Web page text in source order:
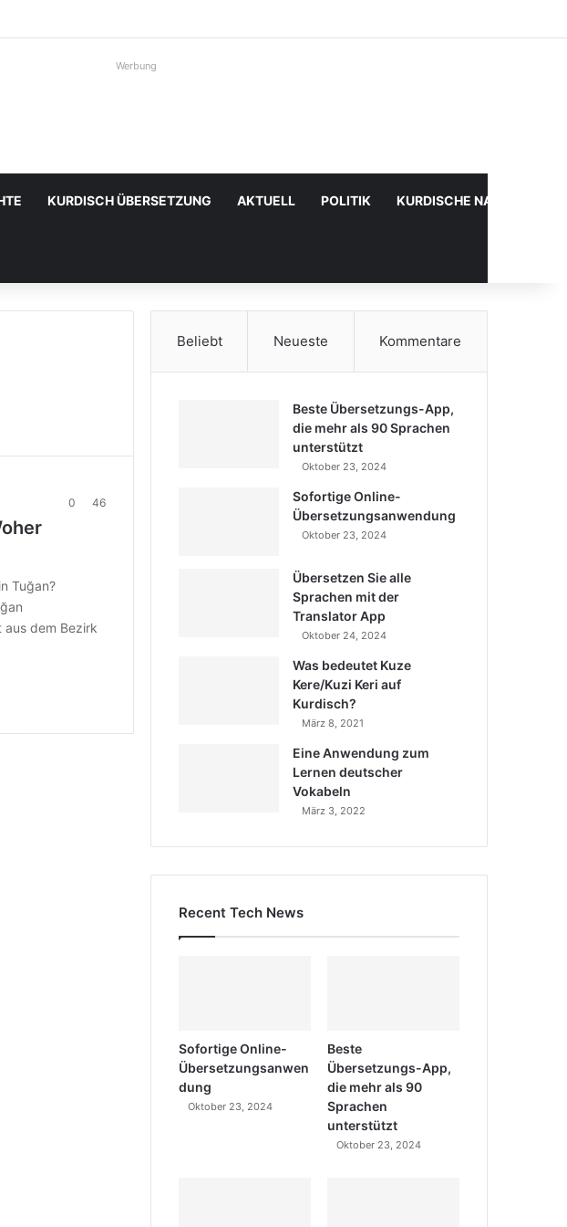
Werbung
KURDISCH ÜBERSETZUNG AKTUELL POLITIK KURDISCHE
0 46
Tuğan?
aus dem Bezirk
Beliebt Neueste Kommentare
Beste Übersetzungs-App,
die mehr als 90 Sprachen
unterstützt
Oktober 23, 2024
Sofortige Online-
Übersetzungsanwendung
Oktober 23, 2024
Übersetzen Sie alle
Sprachen mit der
Translator App
Oktober 24, 2024
Was bedeutet Kuze
Kere/Kuzi Keri auf
Kurdisch?
März 8, 2021
Eine Anwendung zum
Lernen deutscher
Vokabeln
März 3, 2022
Recent Tech News
Sofortige Online-
Übersetzungsanwen
dung
Oktober 23, 2024
Beste
Übersetzungs-App,
die mehr als 90
Sprachen
unterstützt
Oktober 23, 2024